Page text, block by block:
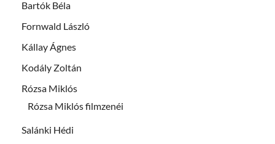
Bartók Béla
Fornwald László
Kállay Ágnes
Kodály Zoltán
Rózsa Miklós
Rózsa Miklós filmzenéi
Salánki Hédi